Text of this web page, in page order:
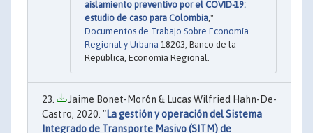
aislamiento preventivo por el COVID-19:
estudio de caso para Colombia,"
Documentos de Trabajo Sobre Economía
Regional y Urbana 18203, Banco de la
República, Economía Regional.
Jaime Bonet-Morón & Lucas Wilfried Hahn-De-
Castro, 2020. "La gestión y operación del Sistema
Integrado de Transporte Masivo (SITM) de